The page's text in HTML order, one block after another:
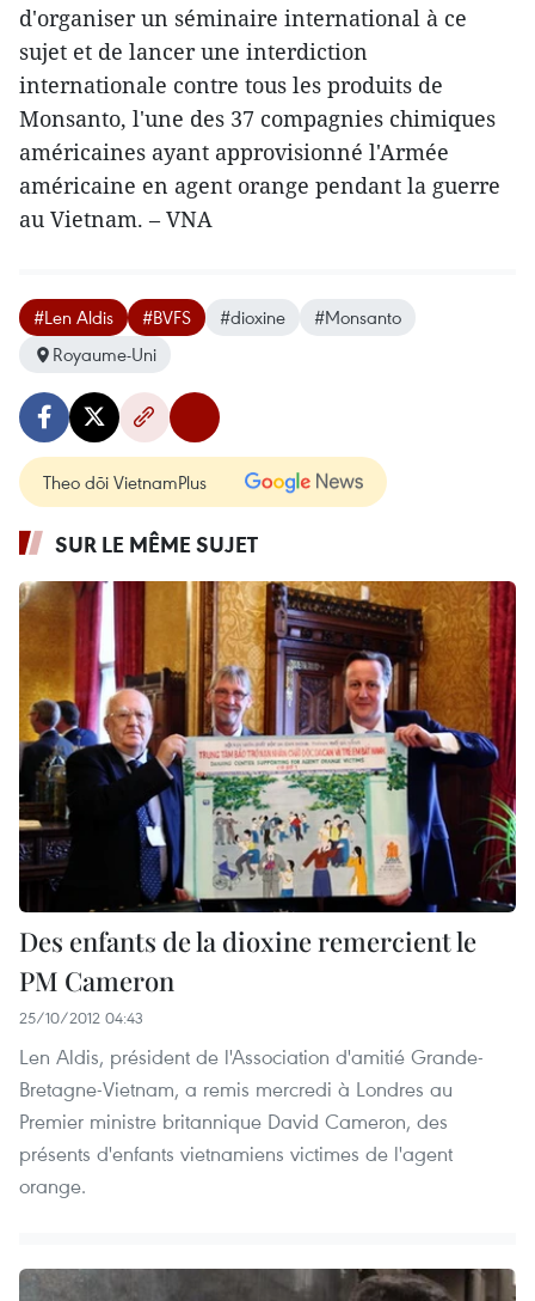
d'organiser un séminaire international à ce
sujet et de lancer une interdiction
internationale contre tous les produits de
Monsanto, l'une des 37 compagnies chimiques
américaines ayant approvisionné l'Armée
américaine en agent orange pendant la guerre
au Vietnam. – VNA
#Len Aldis #BVFS #dioxine
#Monsanto
Royaume-Uni
Theo dõi VietnamPlus
SUR LE MÊME SUJET
Des enfants de la dioxine remercient le
PM Cameron
25/10/2012 04:43
Len Aldis, président de l'Association d'amitié Grande-
Bretagne-Vietnam, a remis mercredi à Londres au
Premier ministre britannique David Cameron, des
présents d'enfants vietnamiens victimes de l'agent
orange.